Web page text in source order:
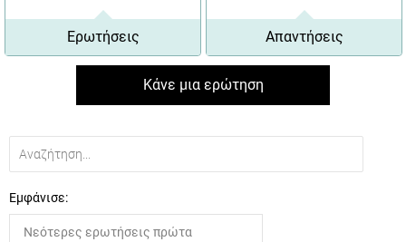
Ερωτήσεις Απαντήσεις
Κάνε μια ερώτηση
Εμφάνισε: